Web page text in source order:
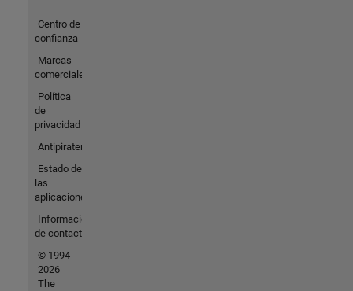
Centro de
confianza
Marcas
comerciales
Política
de
privacidad
Antipiratería
Estado de
las
aplicaciones
Información
de contacto
© 1994-
2026
The